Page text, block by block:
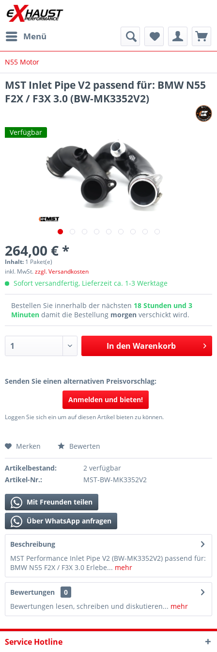
Menü
N55 Motor
MST Inlet Pipe V2 passend für: BMW N55
F2X / F3X 3.0 (BW-MK3352V2)
Verfügbar
264,00 € *
Inhalt: 1 Paket(e)
inkl. MwSt.zzgl. Versandkosten
Sofort versandfertig, Lieferzeit ca. 1-3 Werktage
Bestellen Sie innerhalb der nächsten 18 Stunden und 3
Minuten damit die Bestellung morgen verschickt wird.
In den Warenkorb
Senden Sie einen alternativen Preisvorschlag:
Anmelden und bieten!
Loggen Sie sich ein um auf diesen Artikel bieten zu können.
Merken Bewerten
Artikelbestand:
2 verfügbar
Artikel-Nr.:
MST-BW-MK3352V2
Mit Freunden teilen
Über WhatsApp anfragen
Beschreibung
MST Performance Inlet Pipe V2 (BW-MK3352V2) passend für:
BMW N55 F2X / F3X 3.0 Erlebe... mehr
Bewertungen
0
Bewertungen lesen, schreiben und diskutieren... mehr
Service Hotline